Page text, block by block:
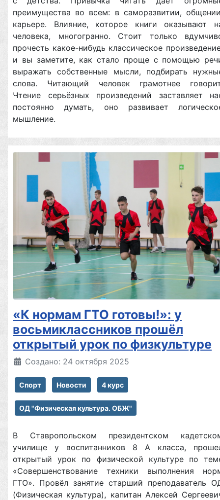
преимущества во всем: в саморазвитии,
карьере. Влияние, которое книги оказывают
человека, многогранно. Стоит только
прочесть какое-нибудь классическое
и вы заметите, как стало проще с помощью
выражать собственные мысли, подбирать
слова. Читающий человек грамотнее
Чтение серьёзных произведений заставляет
постоянно думать, оно развивает
мышление.
«К нормам ГТО готовы!»: у
восьмиклассников прошёл
открытый урок по физкультуре
Создано: 24 октября 2025
Спорт Новости 4 курс
ОД "Физическая культура. ОБЖ"
В Ставропольском президентском
училище у воспитанников 8 А класса,
открытый урок по физической культуре по
«Совершенствование техники выполнения
ГТО». Провёл занятие старший преподаватель
(Физическая культура), капитан Алексей